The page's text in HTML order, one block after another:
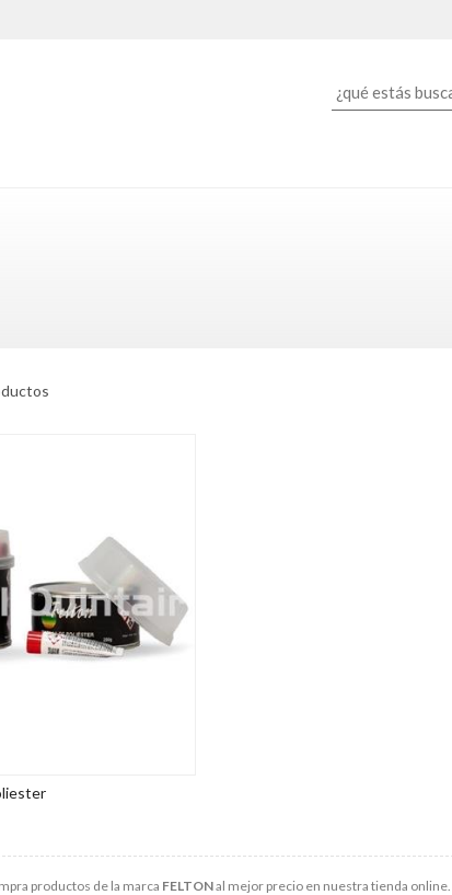
productos de la marca FELTONal mejor precio en nuestra tienda online.